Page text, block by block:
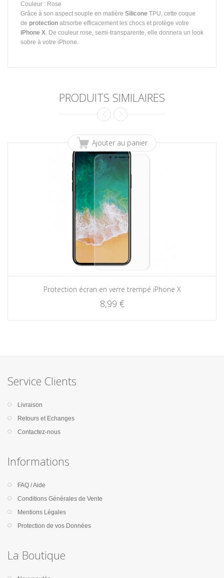
Couleur : Rose
Grâce à son aspect souple en matière Silicone TPU, cette coque
de protection absorbe efficacement les chocs et protège votre
iPhone X. De couleur rose, semi-transparente, elle donnera un look
sobre à votre iPhone.
PRODUITS SIMILAIRES
Ajouter au panier
Protection écran en verre trempé iPhone X
8,99 €
Service Clients
Livraison
Retours et Echanges
Contactez-nous
Informations
FAQ / Aide
Conditions Générales de Vente
Mentions Légales
Protection de vos Données
La Boutique